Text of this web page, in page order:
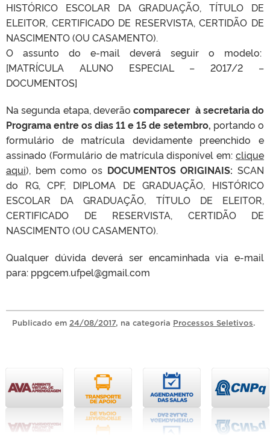
HISTÓRICO ESCOLAR DA GRADUAÇÃO, TÍTULO DE
ELEITOR, CERTIFICADO DE RESERVISTA, CERTIDÃO DE
NASCIMENTO (OU CASAMENTO).
O assunto do e-mail deverá seguir o modelo:
[MATRÍCULA ALUNO ESPECIAL – 2017/2 –
DOCUMENTOS]
Na segunda etapa, deverão comparecer à secretaria do
Programa entre os dias 11 e 15 de setembro, portando o
formulário de matrícula devidamente preenchido e
assinado (Formulário de matrícula disponível em: clique
aqui), bem como os DOCUMENTOS ORIGINAIS: SCAN
do RG, CPF, DIPLOMA DE GRADUAÇÃO, HISTÓRICO
ESCOLAR DA GRADUAÇÃO, TÍTULO DE ELEITOR,
CERTIFICADO DE RESERVISTA, CERTIDÃO DE
NASCIMENTO (OU CASAMENTO).
Qualquer dúvida deverá ser encaminhada via e-mail
para: ppgcem.ufpel@gmail.com
Publicado em 24/08/2017, na categoria Processos Seletivos.